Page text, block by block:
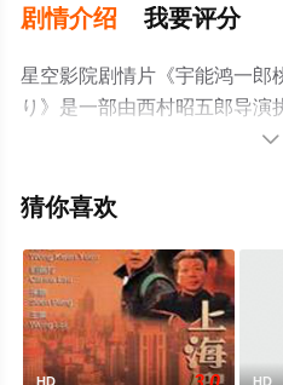
剧情介绍 我要评分
星空影院剧情片《宇能鸿一郎
り》是一部由西村昭五郎导演
まゆ子,章文栄,山本伸吾,螢雪
电影，手机免费观看高清无删
网等平台了解。

猜你喜欢
HD HD